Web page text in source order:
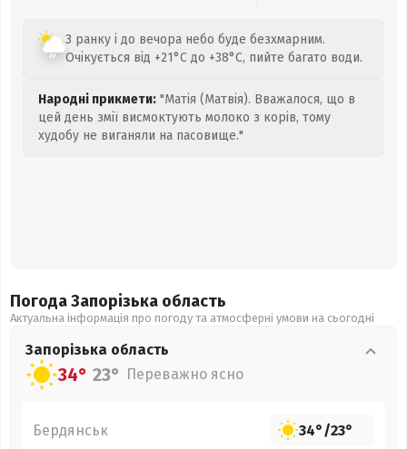
З ранку і до вечора небо буде безхмарним.
Очікується від +21°C до +38°C, пийте багато води.
Народні прикмети: "Матія (Матвія). Вважалося, що в
цей день змії висмоктують молоко з корів, тому
худобу не виганяли на пасовище."
Погода Запорізька область
Актуальна інформація про погоду та атмосферні умови на сьогодні
Запорізька область
34° 23° Переважно ясно
Бердянськ 34°/23°